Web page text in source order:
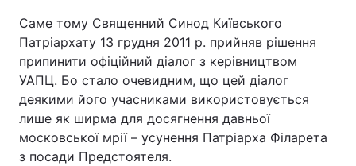
Саме тому Священний Синод Київського
Патріархату 13 грудня 2011 р. прийняв рішення
припинити офіційний діалог з керівництвом
УАПЦ. Бо стало очевидним, що цей діалог
деякими його учасниками використовується
лише як ширма для досягнення давньої
московської мрії – усунення Патріарха Філарета
з посади Предстоятеля.